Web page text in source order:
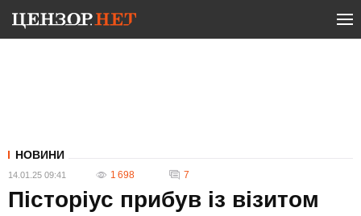
НОВИНИ
14.01.25 09:41 1 698 7
Пісторіус прибув із візитом